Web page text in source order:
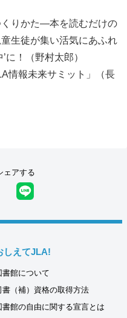
くりかた―本を読むだけの
生徒が集い活気にあふれ
に！（野村太郎）
情報未来サミット」（長
ェアする
しえてJLA!
書館について
書（補）資格の取得方法
書館の自由に関する宣言とは